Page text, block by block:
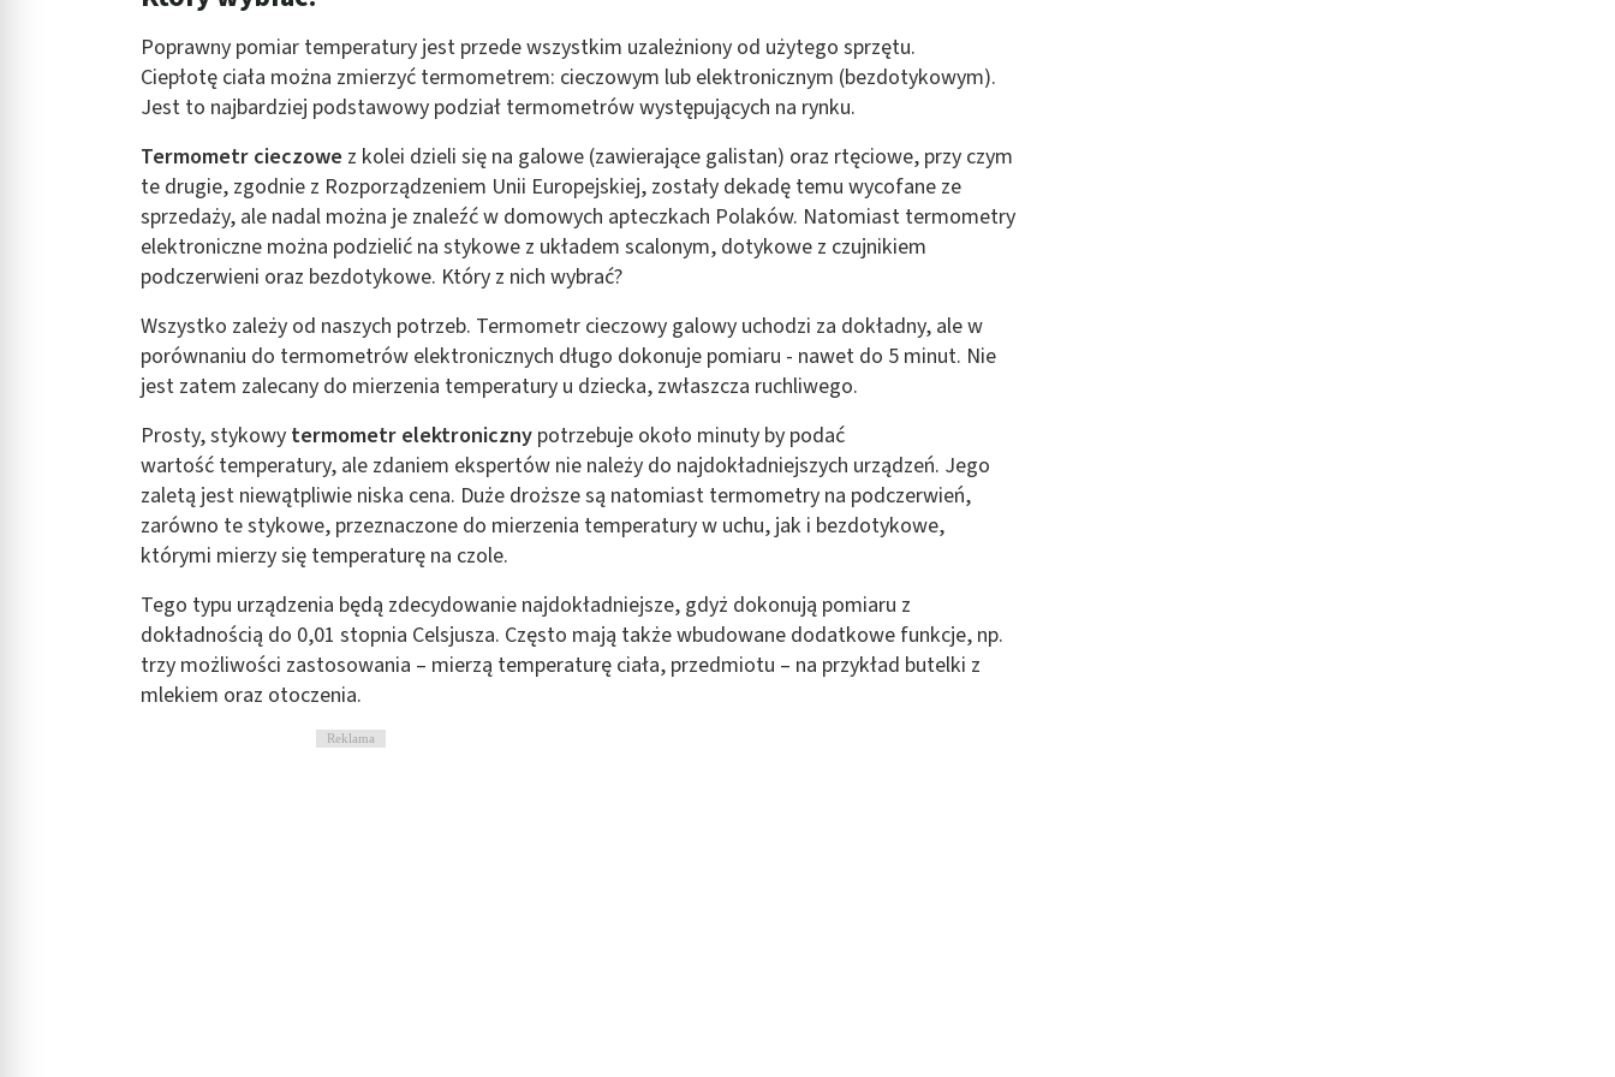
Poprawny pomiar temperatury jest przede wszystkim uzależniony od użytego sprzętu.
Ciepłotę ciała można zmierzyć termometrem: cieczowym lub elektronicznym (bezdotykowym).
Jest to najbardziej podstawowy podział termometrów występujących na rynku.
Termometr cieczowe z kolei dzieli się na galowe (zawierające galistan) oraz rtęciowe, przy czym
te drugie, zgodnie z Rozporządzeniem Unii Europejskiej, zostały dekadę temu wycofane ze
sprzedaży, ale nadal można je znaleźć w domowych apteczkach Polaków. Natomiast termometry
elektroniczne można podzielić na stykowe z układem scalonym, dotykowe z czujnikiem
podczerwieni oraz bezdotykowe. Który z nich wybrać?
Wszystko zależy od naszych potrzeb. Termometr cieczowy galowy uchodzi za dokładny, ale w
porównaniu do termometrów elektronicznych długo dokonuje pomiaru - nawet do 5 minut. Nie
jest zatem zalecany do mierzenia temperatury u dziecka, zwłaszcza ruchliwego.
Prosty, stykowy termometr elektroniczny potrzebuje około minuty by podać
wartość temperatury, ale zdaniem ekspertów nie należy do najdokładniejszych urządzeń. Jego
zaletą jest niewątpliwie niska cena. Duże droższe są natomiast termometry na podczerwień,
zarówno te stykowe, przeznaczone do mierzenia temperatury w uchu, jak i bezdotykowe,
którymi mierzy się temperaturę na czole.
Tego typu urządzenia będą zdecydowanie najdokładniejsze, gdyż dokonują pomiaru z
dokładnością do 0,01 stopnia Celsjusza. Często mają także wbudowane dodatkowe funkcje, np.
trzy możliwości zastosowania – mierzą temperaturę ciała, przedmiotu – na przykład butelki z
mlekiem oraz otoczenia.
Reklama
Rozwój i ulepszanie usług
Wykorzystywanie ograniczonych danych do wyboru treści
Funkcje specjalne IAB:
Użycie dokładnych danych geolokalizacyjnych
Identyfikowanie urządzeń na podstawie aktywnie żądanych informacji
Cele przetwarzania inne niż IAB:
Wydajność (Performance)
Reklama / śledzenie